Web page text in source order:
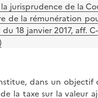
jurisprudence de la
de la rémunération
18 janvier 2017, aff. C-
dans un objectif
la taxe sur la valeur